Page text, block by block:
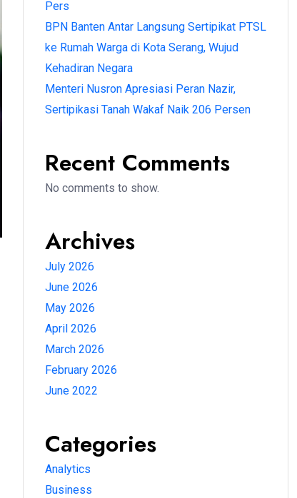
Pers
BPN Banten Antar Langsung Sertipikat PTSL
ke Rumah Warga di Kota Serang, Wujud
Kehadiran Negara
Menteri Nusron Apresiasi Peran Nazir,
Sertipikasi Tanah Wakaf Naik 206 Persen
Recent Comments
No comments to show.
Archives
July 2026
June 2026
May 2026
April 2026
March 2026
February 2026
June 2022
Categories
Analytics
Business